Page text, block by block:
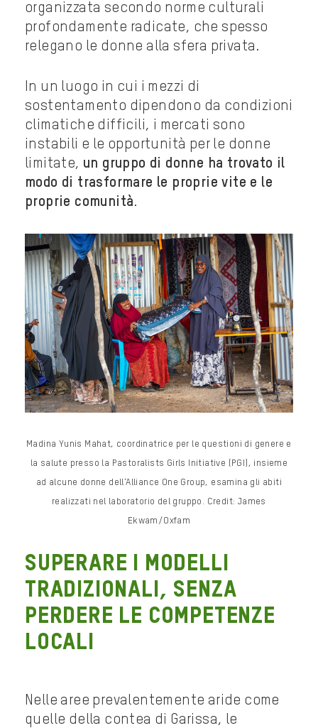
organizzata secondo norme culturali
profondamente radicate, che spesso
relegano le donne alla sfera privata.
In un luogo in cui i mezzi di
sostentamento dipendono da condizioni
climatiche difficili, i mercati sono
instabili e le opportunità per le donne
limitate, un gruppo di donne ha trovato il
modo di trasformare le proprie vite e le
proprie comunità.
Madina Yunis Mahat, coordinatrice per le questioni di genere e
la salute presso la Pastoralists Girls Initiative (PGI), insieme
ad alcune donne dell’Alliance One Group, esamina gli abiti
realizzati nel laboratorio del gruppo. Credit: James
Ekwam/Oxfam
SUPERARE I MODELLI
TRADIZIONALI, SENZA
PERDERE LE COMPETENZE
LOCALI
Nelle aree prevalentemente aride come
quelle della contea di Garissa, le